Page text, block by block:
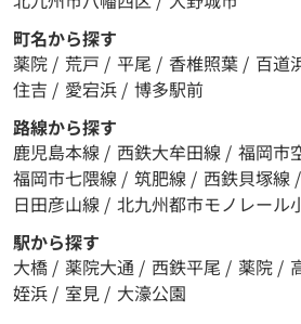
町名から探す
薬院 / 荒戸 / 平尾 / 香椎照葉 / 百道
住吉 / 愛宕浜 / 博多駅前
路線から探す
鹿児島本線 / 西鉄大牟田線 / 福岡市
福岡市七隈線 / 筑肥線 / 西鉄貝塚線 /
日田彦山線 / 北九州都市モノレール
駅から探す
大橋 / 薬院大通 / 西鉄平尾 / 薬院 /
姪浜 / 室見 / 大濠公園